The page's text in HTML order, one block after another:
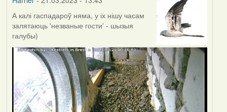
А калі гаспадароў няма, у іх нішу часам
залятаюць 'незваные гости' - шызыя
галубы)